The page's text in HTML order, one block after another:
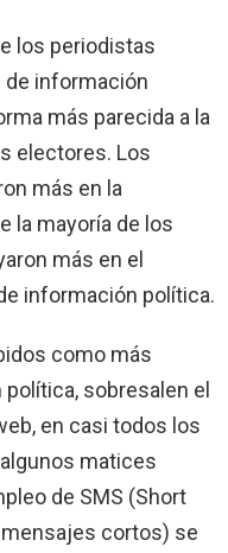
los periodistas
información
más parecida a la
electores. Los
más en la
la mayoría de los
más en el
información política.
como más
sobresalen el
en casi todos los
matices
de SMS (Short
cortos) se